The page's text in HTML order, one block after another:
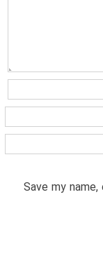
Save my